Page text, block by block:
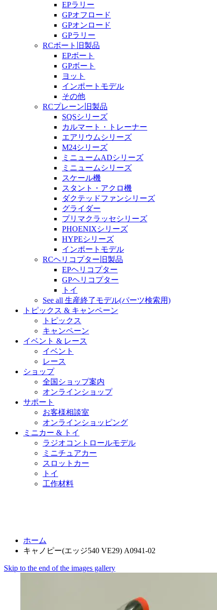
EPラリー
GPオフロード
GPオンロード
GPラリー
RCボート旧製品
EPボート
GPボート
ヨット
インポートモデル
その他
RCプレーン旧製品
SQSシリーズ
カルマート・トレーナー
エアリウムシリーズ
M24シリーズ
ミニュームADシリーズ
ミニュームシリーズ
スケール機
スタント・アクロ機
ダクテッドファンシリーズ
グライダー
プリマクラッセシリーズ
PHOENIXシリーズ
HYPEシリーズ
インポートモデル
RCヘリコプター旧製品
EPヘリコプター
GPヘリコプター
トイ
See all 生産終了モデル(パーツ検索用)
トピックス & キャンペーン
トピックス
キャンペーン
イベント & レース
イベント
レース
ショップ
全国ショップ案内
オンラインショップ
サポート
お客様相談室
オンラインショッピング
ミニカー & トイ
ラジオコントロールモデル
ミニチュアカー
スロットカー
トイ
工作材料
ホーム
キャノピー(エッジ540 VE29) A0941-02
Skip to the end of the images gallery